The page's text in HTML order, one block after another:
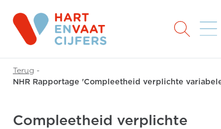
Terug -
NHR Rapportage 'Compleetheid verplichte
Compleetheid verplichte